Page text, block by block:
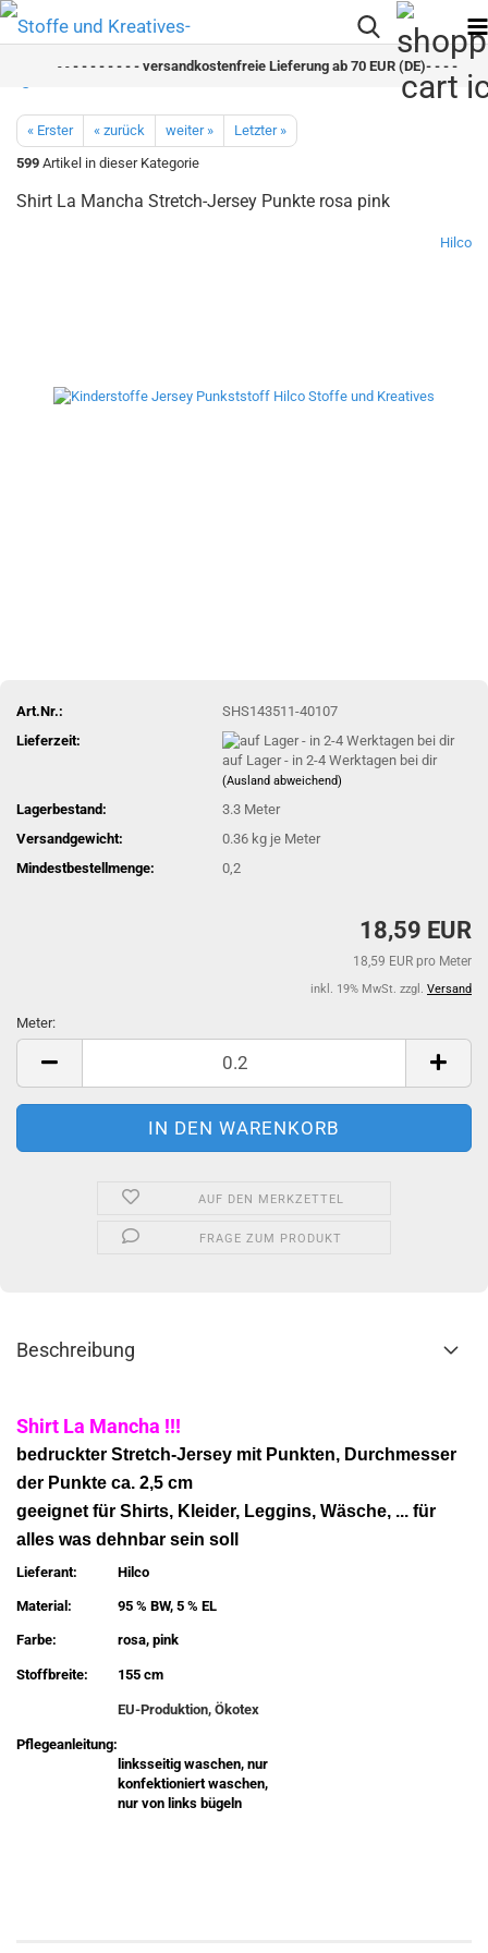
- - - - - - - - versandkostenfreie Lieferung ab 70 EUR (DE)- - - - - - -
« Erster « zurück weiter »
Letzter »
599 Artikel in dieser Kategorie
Shirt La Mancha Stretch-Jersey Punkte rosa pink
Hilco
Art.Nr.:
SHS143511-40107
Lieferzeit:
auf Lager - in 2-4 Werktagen bei dir
(Ausland abweichend)
Lagerbestand: 3.3 Meter
Versandgewicht:
0.36 kg je Meter
Mindestbestellmenge:
0,2
18,59 EUR
18,59 EUR pro Meter
inkl. 19% MwSt. zzgl. Versand
Meter:
Meter
AUF DEN MERKZETTEL
FRAGE ZUM PRODUKT
Beschreibung
Shirt La Mancha !!!
bedruckter Stretch-Jersey mit Punkten, Durchmesser
der Punkte ca. 2,5 cm
geeignet für Shirts, Kleider, Leggins, Wäsche, ... für
alles was dehnbar sein soll
Lieferant: Hilco
Material: 95 % BW, 5 % EL
Farbe: rosa, pink
Stoffbreite: 155 cm
EU-Produktion, Ökotex
Pflegeanleitung:
linksseitig waschen, nur
konfektioniert waschen,
nur von links bügeln